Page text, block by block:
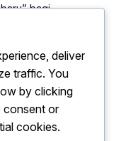
bagi
arah
yang
cepat habis
jangka
bagi setiap
deliver
traffic. You
by clicking
consent or
cookies.